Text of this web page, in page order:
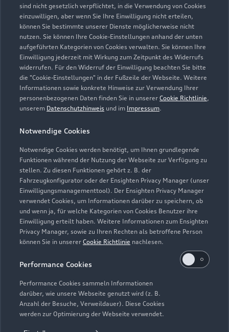
sind nicht gesetzlich verpflichtet, in die Verwendung von Cookies
einzuwilligen, aber wenn Sie Ihre Einwilligung nicht erteilen,
können Sie bestimmte unserer Dienste möglicherweise nicht
nutzen. Sie können Ihre Cookie-Einstellungen anhand der unten
aufgeführten Kategorien von Cookies verwalten. Sie können Ihre
Einwilligung jederzeit mit Wirkung zum Zeitpunkt des Widerrufs
widerrufen. Für den Widerruf der Einwilligung beachten Sie bitte
die "Cookie-Einstellungen" in der Fußzeile der Webseite. Weitere
Informationen sowie konkrete Hinweise zur Verwendung Ihrer
personenbezogenen Daten finden Sie in unserer Cookie Richtlinie,
unserem Datenschutzhinweis und im Impressum.
Notwendige Cookies
Notwendige Cookies werden benötigt, um Ihnen grundlegende
Funktionen während der Nutzung der Webseite zur Verfügung zu
stellen. Zu diesen Funktionen gehört z. B. der
Fahrzeugkonfigurator oder der Ensighten Privacy Manager (unser
Einwilligungsmanagementtool). Der Ensighten Privacy Manager
verwendet Cookies, um Informationen darüber zu speichern, ob
und wenn ja, für welche Kategorien von Cookies Benutzer ihre
Einwilligung erteilt haben. Weitere Informationen zum Ensighten
Privacy Manager, sowie zu Ihren Rechten als betroffene Person
können Sie in unserer Cookie Richtlinie nachlesen.
Performance Cookies
Performance Cookies sammeln Informationen
darüber, wie unsere Webseite genutzt wird (z. B.
Anzahl der Besuche, Verweildauer). Diese Cookies
werden zur Optimierung der Webseite verwendet.
Zurück nach oben
Modelle
Alle Modelle
Modelle vergleichen
Elektromodelle
Plug-in-Hybride
Kaufen & leasen
Gebrauchtwagensuche
Gebrauchtwagen
Finanzierung
Service & Zubehör
Audi Services
Garantie
Kundenservice
Über Audi